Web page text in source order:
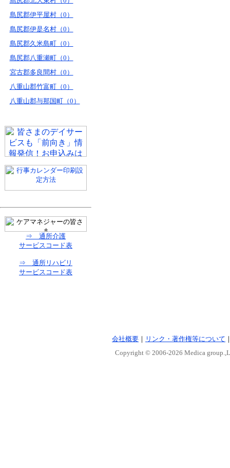
島尻郡伊平屋村（0）
島尻郡伊是名村（0）
島尻郡久米島町（0）
島尻郡八重瀬町（0）
宮古郡多良間村（0）
八重山郡竹富町（0）
八重山郡与那国町（0）
⇒ 通所介護
サービスコード表
⇒ 通所リハビリ
サービスコード表
会社概要 ｜ リンク・著作権等について
Copyright © 2006-2026 Medica